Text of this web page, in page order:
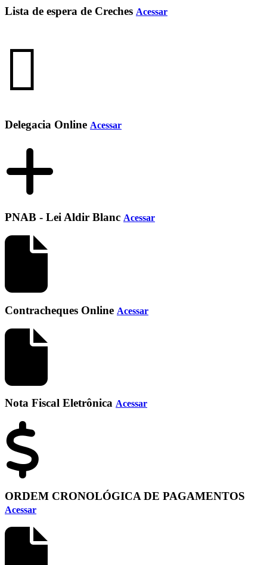
Lista de espera de Creches Acessar
Delegacia Online Acessar
PNAB - Lei Aldir Blanc Acessar
Contracheques Online Acessar
Nota Fiscal Eletrônica Acessar
ORDEM CRONOLÓGICA DE PAGAMENTOS
Acessar